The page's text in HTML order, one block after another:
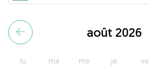
août 2026
lu ma me je ve